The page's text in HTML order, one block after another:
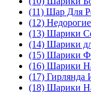
(11) Шар Для
(12)
(13) Шарики
(14) Шарики
(15) Шарики
(16) Шарики
(17)
(18) Шарики